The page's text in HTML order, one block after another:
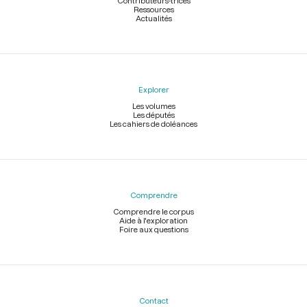
Ressources
Actualités
Explorer
Les volumes
Les députés
Les cahiers de doléances
Comprendre
Comprendre le corpus
Aide à l'exploration
Foire aux questions
Contact